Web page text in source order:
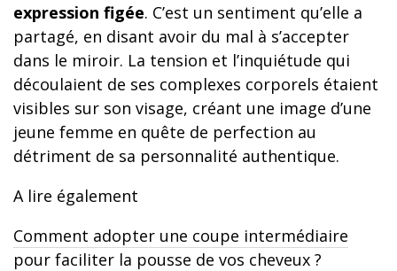
expression figée. C’est un sentiment qu’elle a
partagé, en disant avoir du mal à s’accepter
dans le miroir. La tension et l’inquiétude qui
découlaient de ses complexes corporels étaient
visibles sur son visage, créant une image d’une
jeune femme en quête de perfection au
détriment de sa personnalité authentique.
A lire également
Comment adopter une coupe intermédiaire
pour faciliter la pousse de vos cheveux ?